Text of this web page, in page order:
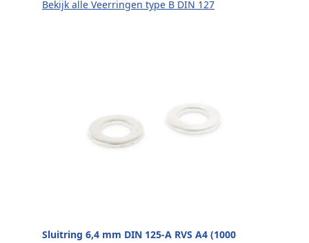
Bekijk alle Veerringen type B DIN 127
Sluitring 6,4 mm DIN 125-A RVS A4 (1000